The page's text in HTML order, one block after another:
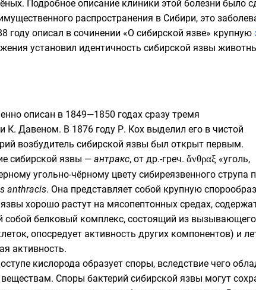
Подробное описание клиники этой болезни
распространения в Сибири, это
году описал в сочинении «О сибирской язве» крупную
установил идентичность сибирской язвы
описан в 1849—1850 годах сразу тремя
К. Давеном. В 1876 году Р. Кох выделил его в чистой
возбудитель сибирской язвы был открыт первым.
сибирской язвы — антракс, от др.-греч. ἄνθραξ «уголь,
угольно-чёрному цвету сибиреязвенного
anthracis. Она представляет собой крупную
хорошо растут на мясопептонных средах,
собой белковый комплекс, состоящий из вызывающего
опосредует активность других компонентов) и
активность.
кислорода образует споры, вследствие чего
веществам. Споры бактерий сибирской язвы могут